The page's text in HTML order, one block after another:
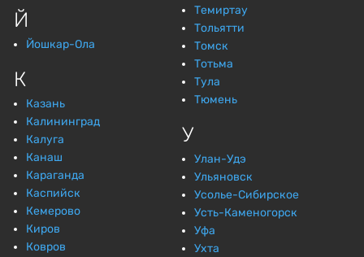
Й
Йошкар-Ола
К
Казань
Калининград
Калуга
Канаш
Караганда
Каспийск
Кемерово
Киров
Ковров
Темиртау
Тольятти
Томск
Тотьма
Тула
Тюмень
У
Улан-Удэ
Ульяновск
Усолье-Сибирское
Усть-Каменогорск
Уфа
Ухта